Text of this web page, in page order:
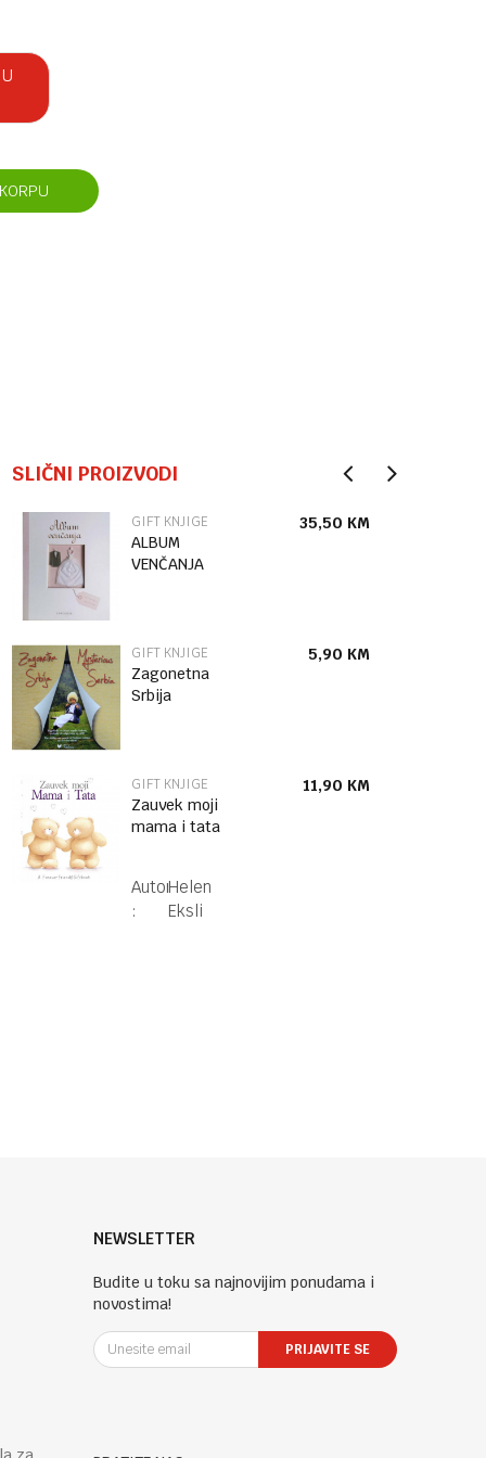
SLIČNI PROIZVODI
GIFT KNJIGE
ALBUM
VENČANJA
35,50 KM
GIFT KNJIGE
Zagonetna
Srbija
5,90 KM
GIFT KNJIGE
Zauvek moji
mama i tata
Autor
:
Helen
Eksli
11,90 KM
NEWSLETTER
Budite u toku sa najnovijim ponudama i
novostima!
PRIJAVITE SE